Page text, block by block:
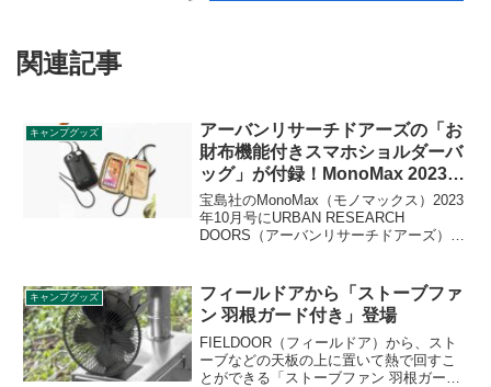
関連記事
キャンプグッズ
アーバンリサーチドアーズの「お
財布機能付きスマホショルダーバ
ッグ」が付録！MonoMax 2023年
10月号
宝島社のMonoMax（モノマックス）2023
年10月号にURBAN RESEARCH
DOORS（アーバンリサーチドアーズ）の
スと財布を兼ね備えたショルダーバッグ
で、アウトドアでも活躍します。詳細を
レビューします。
キャンプグッズ
フィールドアから「ストーブファ
ン 羽根ガード付き」登場
FIELDOOR（フィールドア）から、スト
ーブなどの天板の上に置いて熱で回すこ
とができる「ストーブファン 羽根ガード